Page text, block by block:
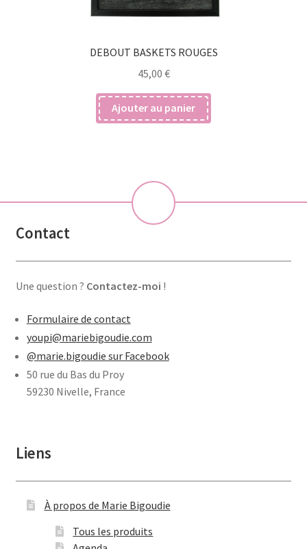
DEBOUT BASKETS ROUGES
45,00 €
Ajouter au panier
Contact
Une question ? Contactez-moi !
Formulaire de contact
youpi@mariebigoudie.com
@marie.bigoudie sur Facebook
50 rue du Bas du Proy
59230 Nivelle, France
Liens
À propos de Marie Bigoudie
Tous les produits